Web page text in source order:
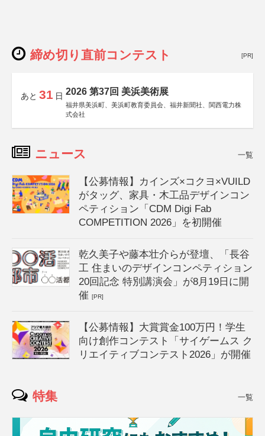
締め切り直前コンテスト [PR]
あと 31 日 2026 第37回 美浜美術展
福井県美浜町、美浜町教育委員会、福井新聞社、関西電力株
式会社
ニュース 一覧
【公募情報】カインズ×コクヨ×VUILD
がタッグ、家具・木工品デザインコン
ペティション「CDM Digi Fab
COMPETITION 2026」を初開催
乾久美子や藤本壮介らが登壇、「長谷
工 住まいのデザインコンペティション
20回記念 特別講演会」が8月19日に開
催[PR]
【公募情報】大賞賞金100万円！学生
向け創作コンテスト「サイゲームス ク
リエイティブコンテスト2026」が開催
特集 一覧